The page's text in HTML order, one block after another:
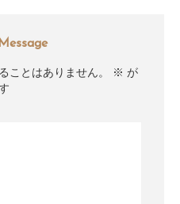
ことはありません。 ※ が